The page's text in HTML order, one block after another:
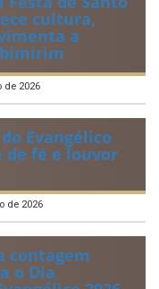
2026
de São Pedro
de Santo
cultura,
a
de 2026